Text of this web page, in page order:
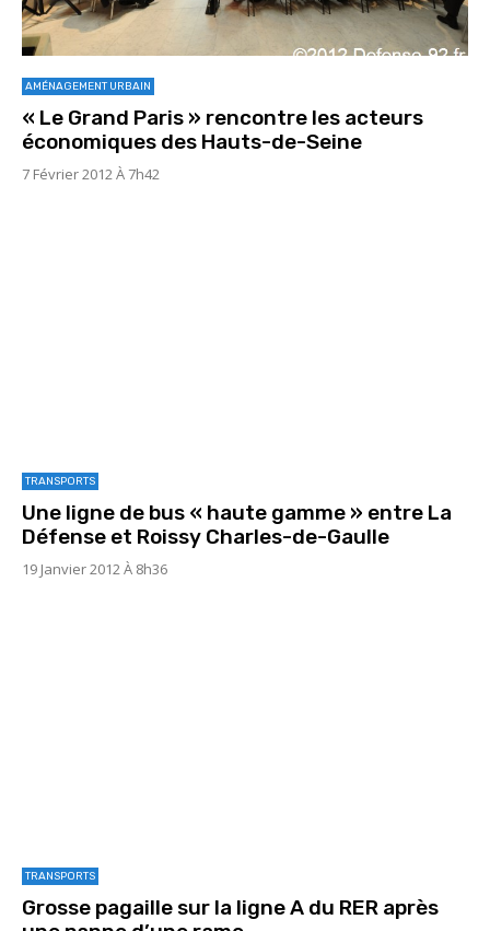
AMÉNAGEMENT URBAIN
« Le Grand Paris » rencontre les acteurs
économiques des Hauts-de-Seine
7 Février 2012 À 7h42
TRANSPORTS
Une ligne de bus « haute gamme » entre La
Défense et Roissy Charles-de-Gaulle
19 Janvier 2012 À 8h36
TRANSPORTS
Grosse pagaille sur la ligne A du RER après